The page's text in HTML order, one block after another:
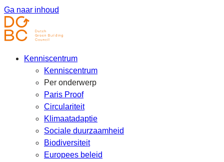
Ga naar inhoud
Kenniscentrum
Kenniscentrum
Per onderwerp
Paris Proof
Circulariteit
Klimaatadaptie
Sociale duurzaamheid
Biodiversiteit
Europees beleid